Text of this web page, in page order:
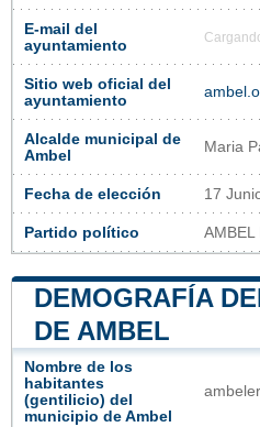
E-mail del
ayuntamiento
Sitio web oficial del
ayuntamiento
Alcalde municipal de
Ambel
Maria
Fecha de elección 17
Partido político AMBEL
DEMOGRAFÍA
DE AMBEL
Nombre de los
habitantes
(gentilicio) del
municipio de Ambel